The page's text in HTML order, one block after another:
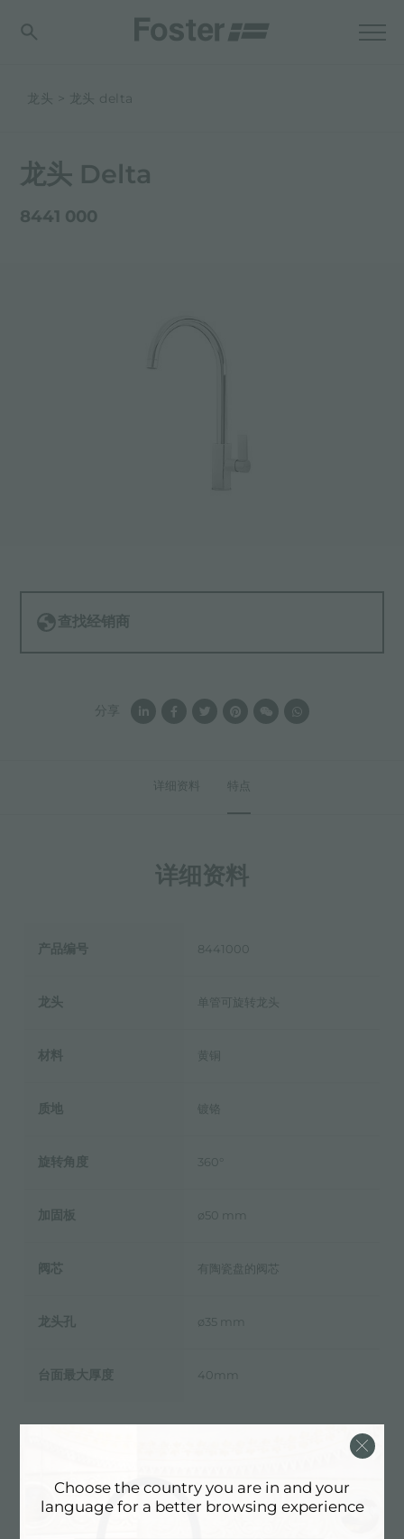
龙头 龙头 delta
详细资料 特点
详细资料
技术表 pdf
产品编号 8441000
龙头 单管可旋转龙头
材料 黄铜
质地 镀铬
旋转角度 360°
加固板 ø50 mm
阀芯 有陶瓷盘的阀芯
龙头孔 ø35 mm
台面最大厚度 40mm
龙头 Delta
8441 000
查找经销商
分享
Choose the country you are in and your
language for a better browsing experience